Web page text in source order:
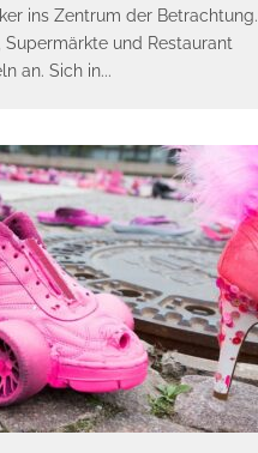
ins Zentrum der Betrachtung.
und Restaurant
an. Sich in...